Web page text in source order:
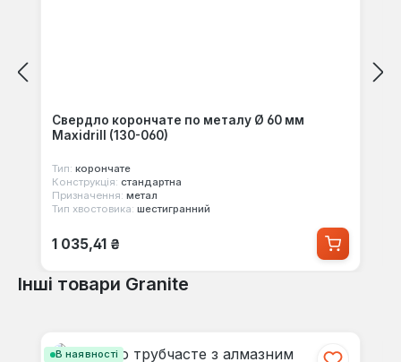
Свердло корончате по металу Ø 60 мм
Maxidrill (130-060)
Тип: корончате
Конструкція: стандартна
Призначення: метал
Тип хвостовика: шестигранний
Звичайна ціна:
1 035,41 ₴
Інші товари Granite
В наявності